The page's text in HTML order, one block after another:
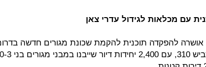
עם מכלאות לגידול עדרי צאן
להפקדה תוכנית להקמת שכונת מגורים חדשה